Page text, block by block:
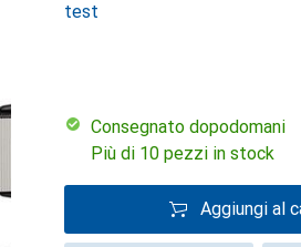
test
Consegnato dopodomani
Più di 10 pezzi in stock
Aggiungi al